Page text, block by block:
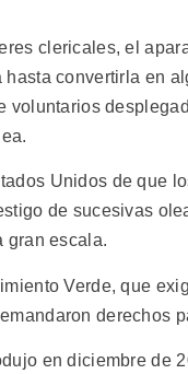
clericales, el
convertirla en
Unidos de que
de sucesivas
gran escala.
Verde, que
derechos
en diciembre de